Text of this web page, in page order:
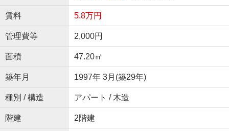
賃料 5.8万円
管理費等 2,000円
面積 47.20㎡
築年月 1997年 3月(築29年)
種別 / 構造 アパート / 木造
階建 2階建